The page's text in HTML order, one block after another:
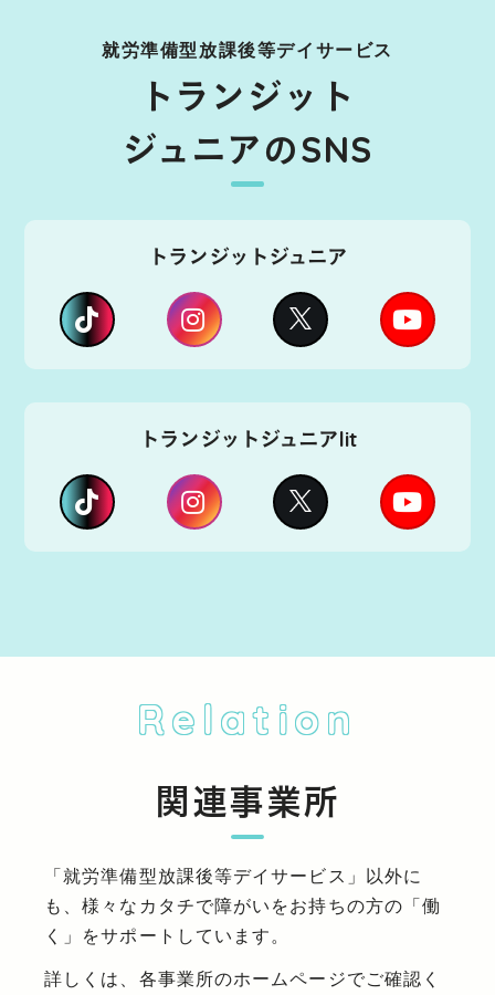
就労準備型放課後等デイサービス
トランジット
ジュニアのSNS
トランジットジュニア
トランジットジュニアlit
Relation
関連事業所
「就労準備型放課後等デイサービス」以外に
も、様々なカタチで障がいをお持ちの方の「働
く」をサポートしています。
詳しくは、各事業所のホームページでご確認く